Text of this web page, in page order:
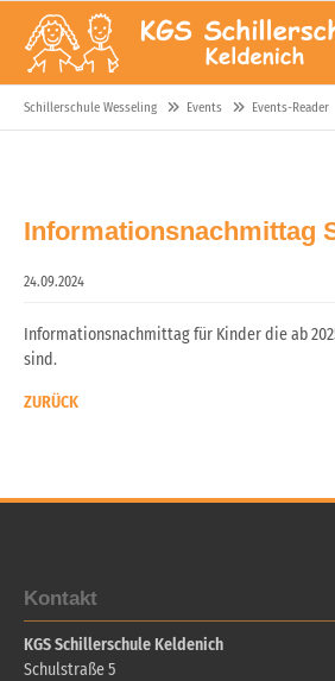
Schillerschule Wesseling Events Events-Reader
Informationsnachmittag
24.09.2024
Informationsnachmittag für Kinder die ab
sind.
ZURÜCK
Kontakt
KGS Schillerschule Keldenich
Schulstraße 5